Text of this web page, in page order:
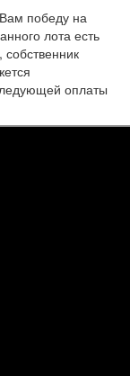
победу на
лота есть
оплаты